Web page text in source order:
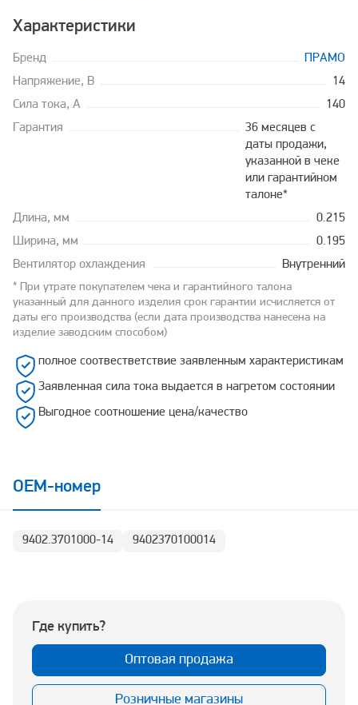
Характеристики
Бренд
ПРАМО
Напряжение, В
14
Сила тока, А
140
Гарантия
36 месяцев с
даты продажи,
указанной в чеке
или гарантийном
талоне*
Длина, мм
0.215
Ширина, мм
0.195
Вентилятор охлаждения
Внутренний
* При утрате покупателем чека и гарантийного талона
указанный для данного изделия срок гарантии исчисляется от
даты его производства (если дата производства нанесена на
изделие заводским способом)
полное соотвестветствие заявленным характеристикам
Заявленная сила тока выдается в нагретом состоянии
Выгодное соотношение цена/качество
OEM-номер
9402.3701000-14 9402370100014
Где купить?
Оптовая продажа
Розничные магазины